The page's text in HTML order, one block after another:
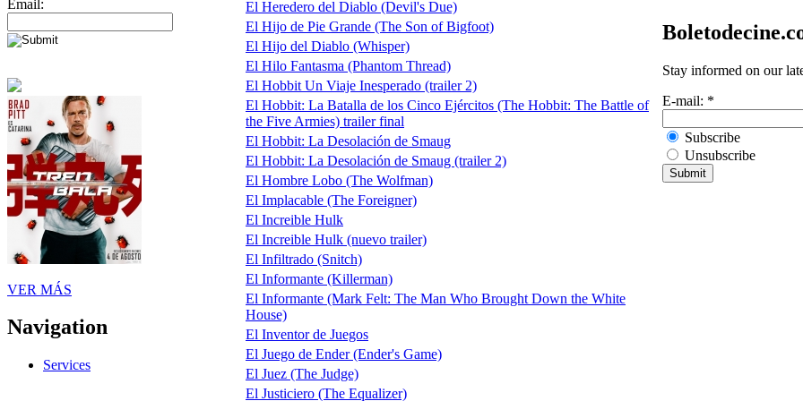
Email:
VER MÁS
Navigation
Services
El Heredero del Diablo (Devil's Due)
El Hijo de Pie Grande (The Son of Bigfoot)
El Hijo del Diablo (Whisper)
El Hilo Fantasma (Phantom Thread)
El Hobbit Un Viaje Inesperado (trailer 2)
El Hobbit: La Batalla de los Cinco Ejércitos (The Hobbit: The Battle of
the Five Armies) trailer final
El Hobbit: La Desolación de Smaug
El Hobbit: La Desolación de Smaug (trailer 2)
El Hombre Lobo (The Wolfman)
El Implacable (The Foreigner)
El Increible Hulk
El Increible Hulk (nuevo trailer)
El Infiltrado (Snitch)
El Informante (Killerman)
El Informante (Mark Felt: The Man Who Brought Down the White
House)
El Inventor de Juegos
El Juego de Ender (Ender's Game)
El Juez (The Judge)
El Justiciero (The Equalizer)
Stay informed on our
E-mail: *
Subscribe
Unsubscribe